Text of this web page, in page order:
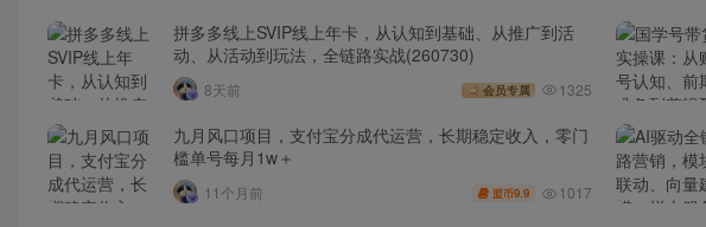
拼多多线上SVIP线上年卡，从认知到基础、从推广到活
动、从活动到玩法，全链路实战(260730)
8天前 会员专属 1325
九月风口项目，支付宝分成代运营，长期稳定收入，零门
槛单号每月1w＋
11个月前 盟币9.9 1017